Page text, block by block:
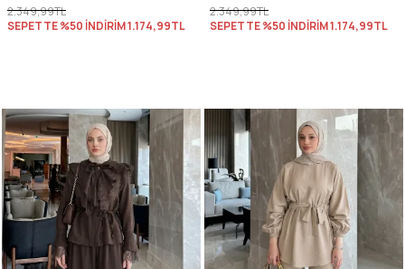
2.349,99TL
SEPETTE %50 İNDİRİM1.174,99TL
2.349,99TL
SEPETTE %50 İNDİRİM1.174,99TL